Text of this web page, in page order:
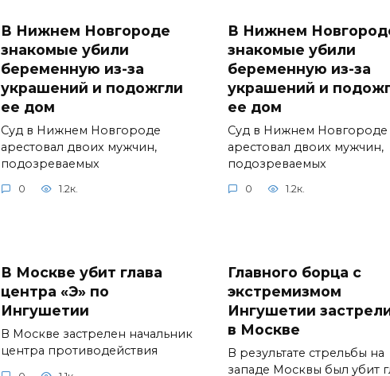
В Нижнем Новгороде
знакомые убили
беременную из-за
украшений и подожгли
ее дом
Суд в Нижнем Новгороде
арестовал двоих мужчин,
подозреваемых
0 1.2к.
В Нижнем
знакомые убили
беременную из-за
украшений и
ее дом
Суд в Нижнем Новгороде
арестовал двоих мужчин,
подозреваемых
0 1.2к.
В Москве убит глава
центра «Э» по
Ингушетии
В Москве застрелен начальник
центра противодействия
Главного борца с
экстремизмом
Ингушетии
в Москве
В результате стрельбы на
западе Москвы был убит